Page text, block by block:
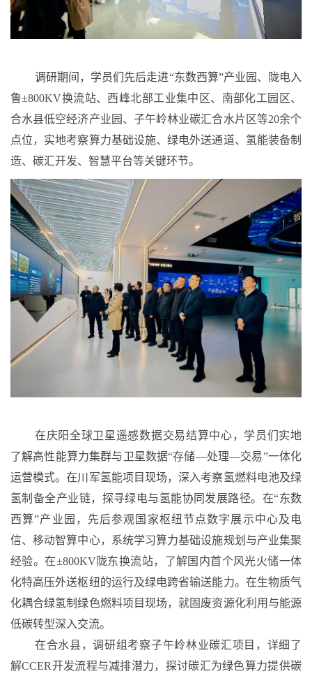
调研期间，学员们先后走进“东数西算”产业园、陇电入
鲁±800KV换流站、西峰北部工业集中区、南部化工园区、
合水县低空经济产业园、子午岭林业碳汇合水片区等20余个
点位，实地考察算力基础设施、绿电外送通道、氢能装备制
造、碳汇开发、智慧平台等关键环节。
在庆阳全球卫星遥感数据交易结算中心，学员们实地
了解高性能算力集群与卫星数据“存储—处理—交易”一体化
运营模式。在川军氢能项目现场，深入考察氢燃料电池及绿
氢制备全产业链，探寻绿电与氢能协同发展路径。在“东数
西算”产业园，先后参观国家枢纽节点数字展示中心及电
信、移动智算中心，系统学习算力基础设施规划与产业集聚
经验。在±800KV陇东换流站，了解国内首个风光火储一体
化特高压外送枢纽的运行及绿电跨省输送能力。在生物质气
化耦合绿氢制绿色燃料项目现场，就固废资源化利用与能源
低碳转型深入交流。
在合水县，调研组考察子午岭林业碳汇项目，详细了
解CCER开发流程与减排潜力，探讨碳汇为绿色算力提供碳